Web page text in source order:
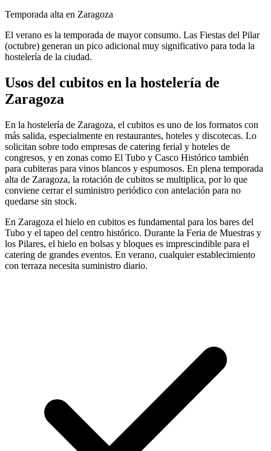
Temporada alta en Zaragoza
El verano es la temporada de mayor consumo. Las Fiestas del Pilar
(octubre) generan un pico adicional muy significativo para toda la
hostelería de la ciudad.
Usos del cubitos en la hostelería de
Zaragoza
En la hostelería de Zaragoza, el cubitos es uno de los formatos con
más salida, especialmente en restaurantes, hoteles y discotecas. Lo
solicitan sobre todo empresas de catering ferial y hoteles de
congresos, y en zonas como El Tubo y Casco Histórico también
para cubiteras para vinos blancos y espumosos. En plena temporada
alta de Zaragoza, la rotación de cubitos se multiplica, por lo que
conviene cerrar el suministro periódico con antelación para no
quedarse sin stock.
En Zaragoza el hielo en cubitos es fundamental para los bares del
Tubo y el tapeo del centro histórico. Durante la Feria de Muestras y
los Pilares, el hielo en bolsas y bloques es imprescindible para el
catering de grandes eventos. En verano, cualquier establecimiento
con terraza necesita suministro diario.